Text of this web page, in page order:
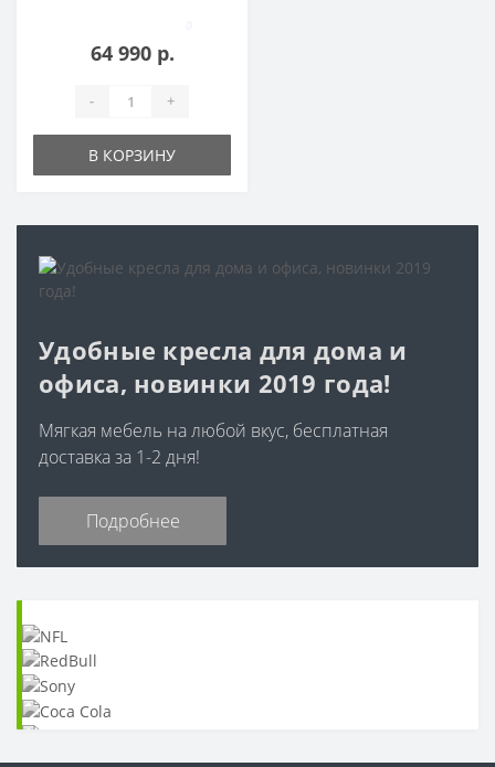
64 990 р.
- +
В КОРЗИНУ
Удобные кресла для дома и
офиса, новинки 2019 года!
Мягкая мебель на любой вкус, бесплатная
доставка за 1-2 дня!
Подробнее